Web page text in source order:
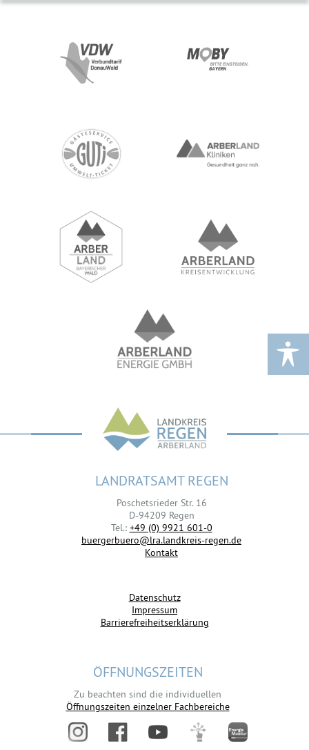
LANDRATSAMT REGEN
Poschetsrieder Str. 16
D-94209 Regen
Tel.: +49 (0) 9921 601-0
buergerbuero@lra.landkreis-regen.de
Kontakt
Datenschutz
Impressum
Barrierefreiheitserklärung
ÖFFNUNGSZEITEN
Zu beachten sind die individuellen
Öffnungszeiten einzelner Fachbereiche